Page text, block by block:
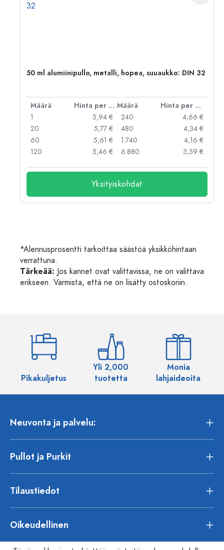
50 ml alumiinipullo, metalli, hopea, suuaukko: DIN 32
Määrä Hinta per kpl Määrä
Hinta per kpl
1
5,94 €
20
5,77 €
60
5,61 €
120
5,46 €
240
4,66 €
480
4,34 €
1.740
4,16 €
6.880
3,59 €
Yksityiskohdat
*Alennusprosentti tarkoittaa säästöä yksikköhintaan
verrattuna.
Tärkeää: Jos kannet ovat valittavissa, ne on valittava
erikseen. Varmista, että ne on lisätty ostoskoriin.
Pikakuljetus
Yli 2,000
tuotetta
Monia
lahjaideoita
Neuvonta ja palvelu:
Pullot ja Purkit
Tilaustiedot
Oikeudellinen